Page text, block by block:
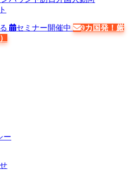
セミナー開催中
9カ国発！厳
ー